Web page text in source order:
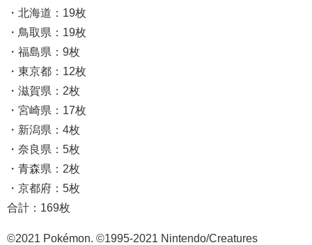
・北海道：19枚
・鳥取県：19枚
・福島県：9枚
・東京都：12枚
・滋賀県：2枚
・宮崎県：17枚
・新潟県：4枚
・奈良県：5枚
・青森県：2枚
・京都府：5枚
合計：169枚
©2021 Pokémon. ©1995-2021 Nintendo/Creatures